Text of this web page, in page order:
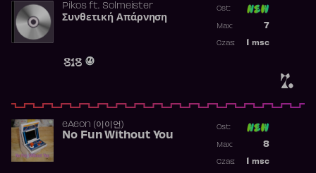
7.
Pikosft. Solmeister
Συνθετική Απάρνηση
818
Ost:
7
Max:
msc
Czas:
​eAeon (이이언)
No Fun Without You
Ost:
8
Max:
msc
Czas: